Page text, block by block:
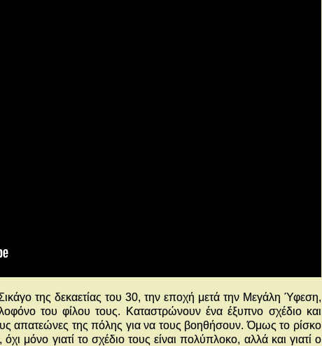
της δεκαετίας του 30, την εποχή μετά την Μεγάλη Ύφεση,
του φίλου τους. Καταστρώνουν ένα έξυπνο σχέδιο και
απατεώνες της πόλης για να τους βοηθήσουν. Όμως το ρίσκο
μόνο γιατί το σχέδιο τους είναι πολύπλοκο, αλλά και γιατί ο